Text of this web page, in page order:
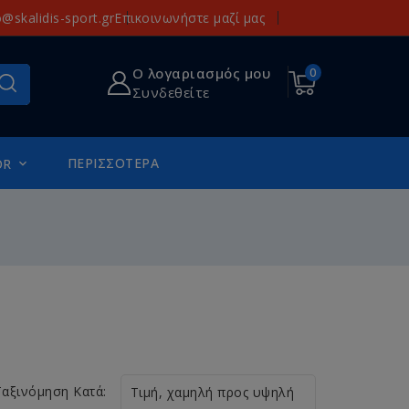
sport.grΕπικοινωνήστε μαζί μας
Ο λογαριασμός μου
Συνδεθείτε
0
 ΠΕΡΙΣΣΌΤΕΡΑ
Κατά: Τιμή, χαμηλή προς υψηλή